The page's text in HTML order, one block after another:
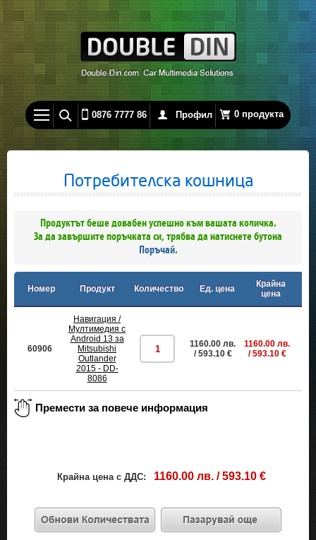
0876 7777 86 Профил 0 продукта
Потребителска кошница
Продуктът беше довабен успешно към вашата количка.
За да завършите поръчката си, трябва да натиснете бутона
Поръчай.
Номер Продукт Количество Ед. цена
Крайна
цена
60906
Навигация /
Мултимедия с
Android 13 за
Mitsubishi
Outlander
2015 - DD-
8086
1160.00 лв.
/ 593.10 €
1160.00 лв.
/ 593.10 €
Крайна цена с ДДС: 1160.00 лв. / 593.10 €